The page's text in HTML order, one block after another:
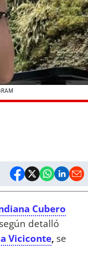
Cubero
detalló
Viciconte, se